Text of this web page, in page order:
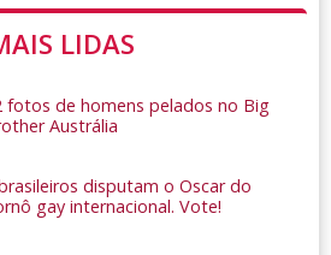
LIDAS
fotos de homens pelados no Big
Austrália
disputam o Oscar do
gay internacional. Vote!